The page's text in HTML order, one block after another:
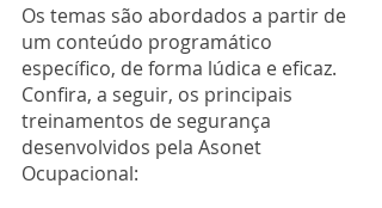
Os temas são abordados a partir de
um conteúdo programático
específico, de forma lúdica e eficaz.
Confira, a seguir, os principais
treinamentos de segurança
desenvolvidos pela Asonet
Ocupacional: